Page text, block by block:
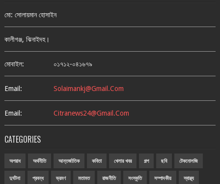
মো: সোলায়মান হোসাইন
কালীগঞ্জ, ঝিনাইদহ।
মোবাইল: ০১৭১২-০৪১৬৭৯
Email: Solaimankj@gmail.com
Email: Citranews24@gmail.com
CATEGORIES
অপরাধ অর্থনীতি আন্তর্জাতিক কবিতা খেলার খবর গল্প ছবি টেকনোলজি
দুর্ঘটনা প্রবন্ধ ভ্রমণ মতামত রাজনীতি সংস্কৃতি সম্পাদকীয় স্বাস্থ্য